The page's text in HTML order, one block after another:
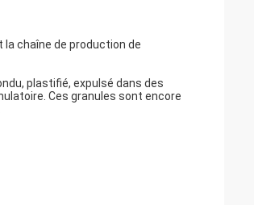
la chaîne de production de
plastifié, expulsé dans des
Ces granules sont encore